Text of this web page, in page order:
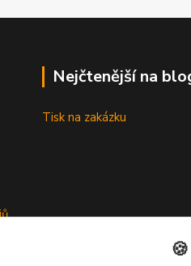
Nejčtenější na
Tisk na zakázku